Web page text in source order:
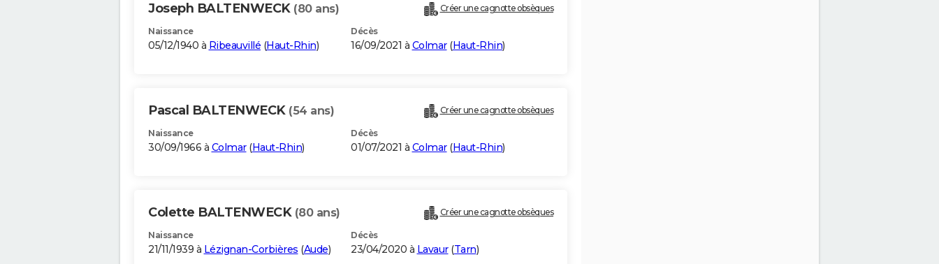
Joseph BALTENWECK (80 ans) Créer une cagnotte obsèques
Naissance
05/12/1940 à Ribeauvillé (Haut-Rhin)
Décès
16/09/2021 à Colmar(Haut-Rhin)
Pascal BALTENWECK (54 ans) Créer une cagnotte obsèques
Naissance
30/09/1966 à Colmar(Haut-Rhin)
Décès
01/07/2021 à Colmar(Haut-Rhin)
Colette BALTENWECK (80 ans) Créer une cagnotte obsèques
Naissance
21/11/1939 à Lézignan-Corbières (Aude)
Décès
23/04/2020 à Lavaur(Tarn)